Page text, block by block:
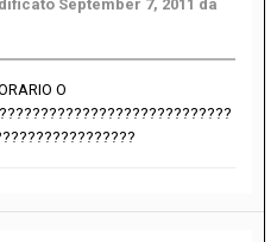
September 7, 2011 da
O